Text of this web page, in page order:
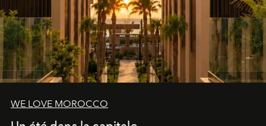
WE LOVE MOROCCO